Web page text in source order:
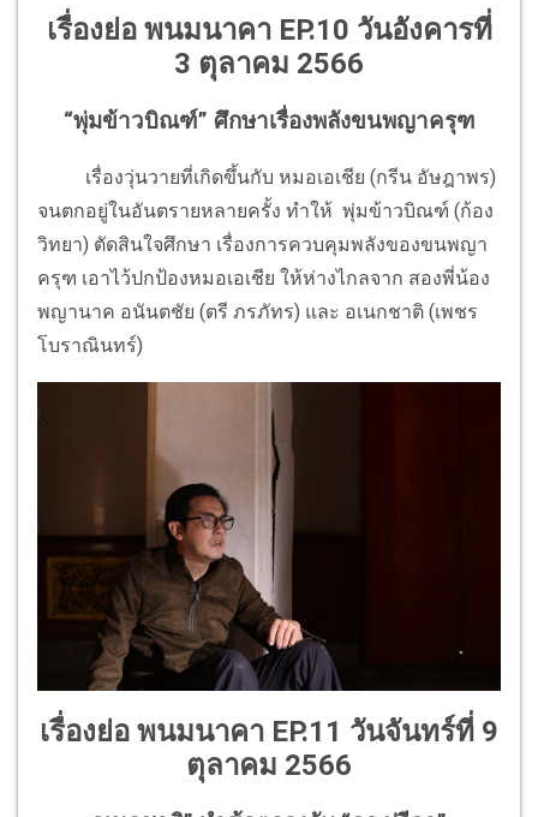
เรื่องย่อ พนมนาคา EP.10 วันอังคารที่
3 ตุลาคม 2566
“พุ่มข้าวบิณฑ์” ศึกษาเรื่องพลังขนพญาครุฑ
เรื่องวุ่นวายที่เกิดขึ้นกับ หมอเอเชีย (กรีน อัษฎาพร)
จนตกอยู่ในอันตรายหลายครั้ง ทำให้ พุ่มข้าวบิณฑ์ (ก้อง
วิทยา) ตัดสินใจศึกษา เรื่องการควบคุมพลังของขนพญา
ครุฑ เอาไว้ปกป้องหมอเอเชีย ให้ห่างไกลจาก สองพี่น้อง
พญานาค อนันตชัย (ตรี ภรภัทร) และ อเนกชาติ (เพชร
โบราณินทร์)
เรื่องย่อ พนมนาคา EP.11 วันจันทร์ที่ 9
ตุลาคม 2566